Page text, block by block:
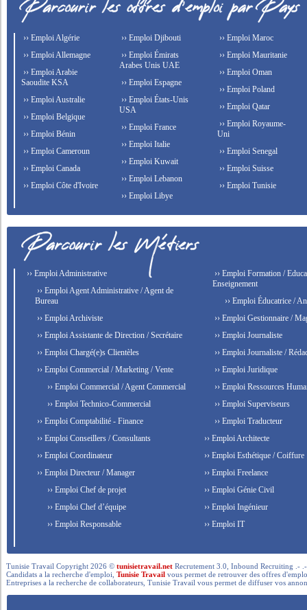
›› Emploi Algérie
›› Emploi Allemagne
›› Emploi Arabie
Saoudite KSA
›› Emploi Australie
›› Emploi Belgique
›› Emploi Bénin
›› Emploi Cameroun
›› Emploi Canada
›› Emploi Côte d'Ivoire
›› Emploi Djibouti
›› Emploi Émirats
Arabes Unis UAE
›› Emploi Espagne
›› Emploi États-Unis
USA
›› Emploi France
›› Emploi Italie
›› Emploi Kuwait
›› Emploi Lebanon
›› Emploi Libye
›› Emploi Maroc
›› Emploi Mauritanie
›› Emploi Oman
›› Emploi Poland
›› Emploi Qatar
›› Emploi Royaume-
Uni
›› Emploi Senegal
›› Emploi Suisse
›› Emploi Tunisie
›› Emploi Administrative
›› Emploi Agent Administrative / Agent de
Bureau
›› Emploi Archiviste
›› Emploi Assistante de Direction / Secrétaire
›› Emploi Chargé(e)s Clientèles
›› Emploi Commercial / Marketing / Vente
›› Emploi Commercial / Agent Commercial
›› Emploi Technico-Commercial
›› Emploi Comptabilité - Finance
›› Emploi Conseillers / Consultants
›› Emploi Coordinateur
›› Emploi Directeur / Manager
›› Emploi Chef de projet
›› Emploi Chef d’équipe
›› Emploi Responsable
›› Emploi Formation /
Enseignement
›› Emploi Éducatrice /
›› Emploi Gestionnaire /
›› Emploi Journaliste
›› Emploi Journaliste /
›› Emploi Juridique
›› Emploi Ressources
›› Emploi Superviseurs
›› Emploi Traducteur
›› Emploi Architecte
›› Emploi Esthétique / Coiffure
›› Emploi Freelance
›› Emploi Génie Civil
›› Emploi Ingénieur
›› Emploi IT
Tunisie Travail Copyright 2026 ©tunisietravail.net Recrutement 3.0, Inbound Recruiting .-
Candidats a la recherche d'emploi,Tunisie Travail vous permet de retrouver des offres
Entreprises a la recherche de collaborateurs, Tunisie Travail vous permet de diffuser vos